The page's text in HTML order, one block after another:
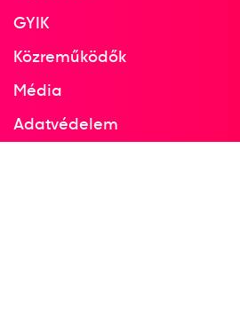
GYIK
Közreműködők
Média
Adatvédelem